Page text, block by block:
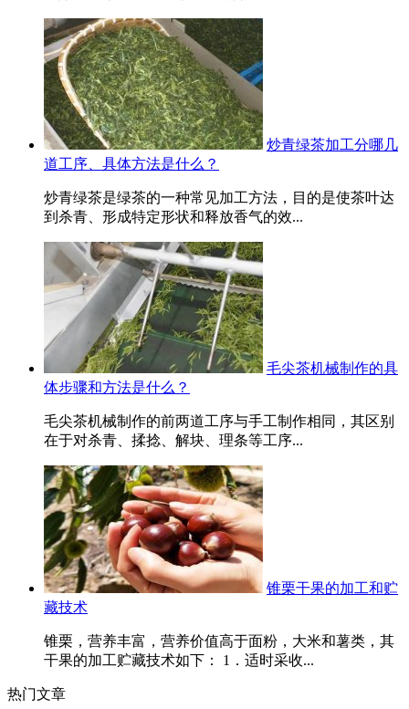
炒青绿茶加工分哪几
道工序、具体方法是什么？
炒青绿茶是绿茶的一种常见加工方法，目的是使茶叶达
到杀青、形成特定形状和释放香气的效...
毛尖茶机械制作的具
体步骤和方法是什么？
毛尖茶机械制作的前两道工序与手工制作相同，其区别
在于对杀青、揉捻、解块、理条等工序...
锥栗干果的加工和贮
藏技术
锥栗，营养丰富，营养价值高于面粉，大米和薯类，其
干果的加工贮藏技术如下： 1．适时采收...
热门文章